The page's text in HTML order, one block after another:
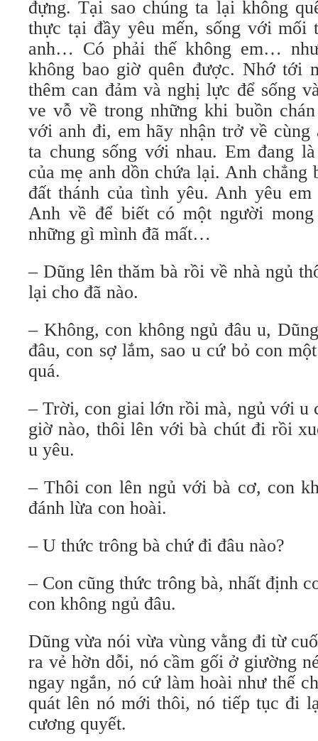
đựng. Tại sao chúng ta lại không
thực tại đầy yêu mến, sống với mối
anh… Có phải thế không em…
không bao giờ quên được. Nhớ tới
thêm can đảm và nghị lực để sống
ve vỗ về trong những khi buồn
với anh đi, em hãy nhận trở về cùng
ta chung sống với nhau. Em đang
của mẹ anh dồn chứa lại. Anh
đất thánh của tình yêu. Anh yêu
Anh về để biết có một người
những gì mình đã mất…
– Dũng lên thăm bà rồi về nhà ngủ
lại cho đã nào.
– Không, con không ngủ đâu u,
đâu, con sợ lắm, sao u cứ bỏ con
quá.
– Trời, con giai lớn rồi mà, ngủ với u
giờ nào, thôi lên với bà chút đi rồi
u yêu.
– Thôi con lên ngủ với bà cơ, con
đánh lừa con hoài.
– U thức trông bà chứ đi đâu nào?
– Con cũng thức trông bà, nhất định
con không ngủ đâu.
Dũng vừa nói vừa vùng vằng đi từ
ra vẻ hờn dỗi, nó cầm gối ở giường
ngay ngắn, nó cứ làm hoài như thế
quát lên nó mới thôi, nó tiếp tục đi
cương quyết.